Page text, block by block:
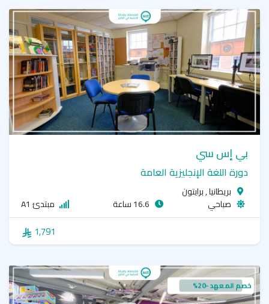
بي إس سي
دورة اللغة الإنجليزية العامة
بريطانيا , برايتون
صباحي
مبتدئ A1
1,791
خصم المعهد -20%